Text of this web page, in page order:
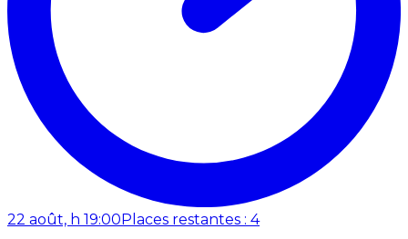
22 août, h 19:00Places restantes : 4